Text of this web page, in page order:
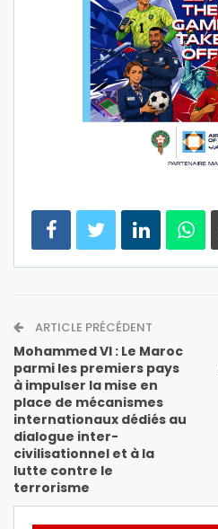
ARTICLE PRÉCÉDENT
Mohammed VI : Le Maroc
parmi les premiers pays
à impulser la mise en
place de mécanismes
internationaux dédiés au
dialogue inter-
civilisationnel et à la
lutte contre le
terrorisme